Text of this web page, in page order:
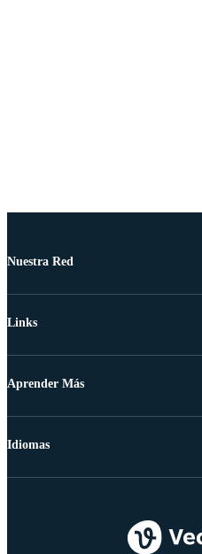
Nuestra Red
Links
Aprender Más
Idiomas